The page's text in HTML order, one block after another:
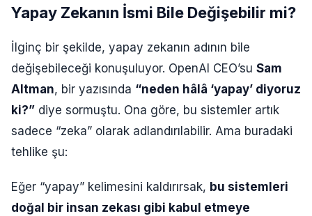
Yapay Zekanın İsmi Bile Değişebilir mi?
İlginç bir şekilde, yapay zekanın adının bile
değişebileceği konuşuluyor. OpenAI CEO’su Sam
Altman, bir yazısında “neden hâlâ ‘yapay’ diyoruz
ki?” diye sormuştu. Ona göre, bu sistemler artık
sadece “zeka” olarak adlandırılabilir. Ama buradaki
tehlike şu:
Eğer “yapay” kelimesini kaldırırsak, bu sistemleri
doğal bir insan zekası gibi kabul etmeye